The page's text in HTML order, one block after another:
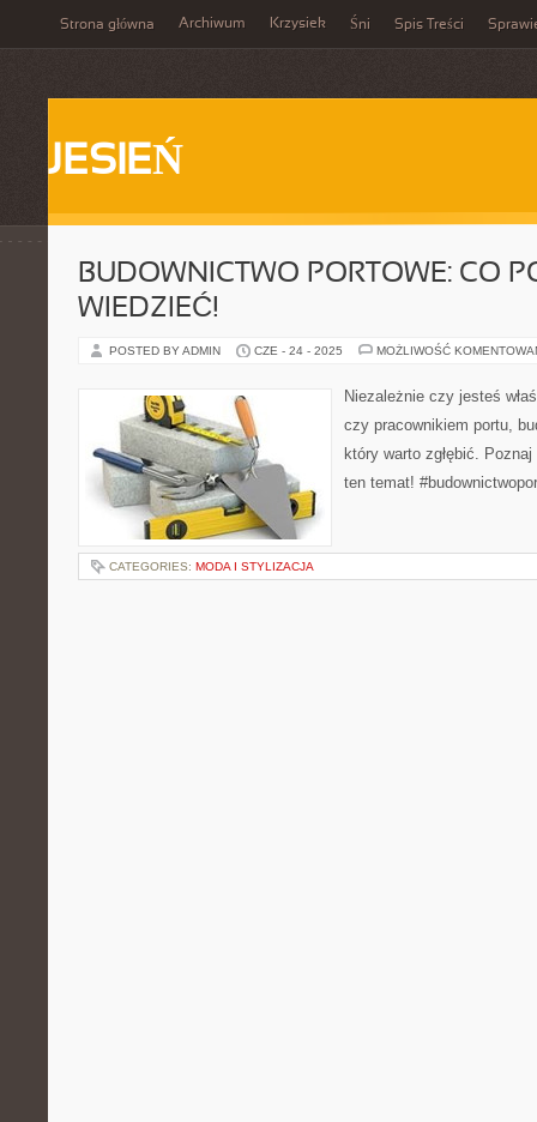
Strona główna Archiwum Krzysiek Śni Spis Treści
JESIEŃ
BUDOWNICTWO PORTOWE: CO
WIEDZIEĆ!
POSTED BY ADMIN CZE - 24 - 2025 MOŻLIWOŚĆ
Niezależnie czy jesteś
czy pracownikiem portu,
który warto zgłębić.
ten temat!
CATEGORIES: MODA I STYLIZACJA